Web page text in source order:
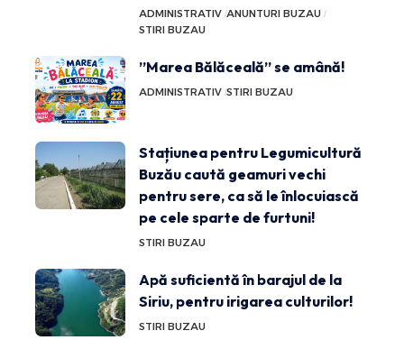
ADMINISTRATIV ANUNTURI BUZAU
STIRI BUZAU
”Marea Bălăceală” se amână!
ADMINISTRATIV STIRI BUZAU
Stațiunea pentru Legumicultură
Buzău caută geamuri vechi
pentru sere, ca să le înlocuiască
pe cele sparte de furtuni!
STIRI BUZAU
Apă suficientă în barajul de la
Siriu, pentru irigarea culturilor!
STIRI BUZAU